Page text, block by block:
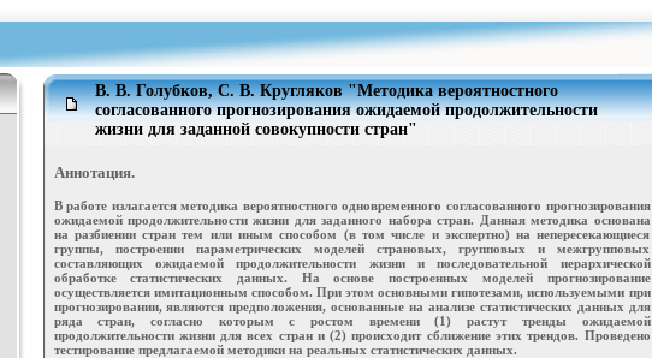
В. В. Голубков, С. В. Кругляков "Методика вероятностного
согласованного прогнозирования ожидаемой продолжительности
жизни для заданной совокупности стран"
Аннотация.
В работе излагается методика вероятностного одновременного согласованного прогнозирования
ожидаемой продолжительности жизни для заданного набора стран. Данная методика основана
на разбиении стран тем или иным способом (в том числе и экспертно) на непересекающиеся
группы, построении параметрических моделей страновых, групповых и межгрупповых
составляющих ожидаемой продолжительности жизни и последовательной иерархической
обработке статистических данных. На основе построенных моделей прогнозирование
осуществляется имитационным способом. При этом основными гипотезами, используемыми при
прогнозировании, являются предположения, основанные на анализе статистических данных для
ряда стран, согласно которым с ростом времени (1) растут тренды ожидаемой
продолжительности жизни для всех стран и (2) происходит сближение этих трендов. Проведено
тестирование предлагаемой методики на реальных статистических данных.